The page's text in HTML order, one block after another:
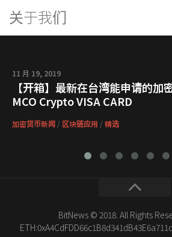
关于我们
11 月 19, 2019
【开箱】最新在台湾能申请的加
MCO Crypto VISA CARD
加密货币新闻 / 区块链应用 / 精选
BitNews © 2018. All Rights